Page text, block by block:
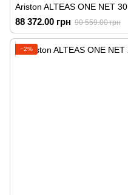
Ariston ALTEAS ONE NET 30
88 372.00 грн 90 559.00 грн
−2%